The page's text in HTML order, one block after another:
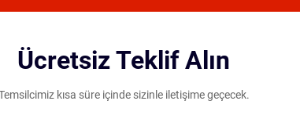
Ücretsiz Teklif Alın
kısa süre içinde sizinle iletişime geçecek.